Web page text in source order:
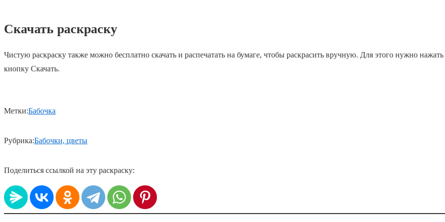
Скачать раскраску
Чистую раскраску также можно бесплатно скачать и распечатать на бумаге, чтобы раскрасить вручную. Для этого нужно нажать
кнопку Скачать.
Метки:Бабочка
Рубрика:Бабочки, цветы
Поделиться ссылкой на эту раскраску: